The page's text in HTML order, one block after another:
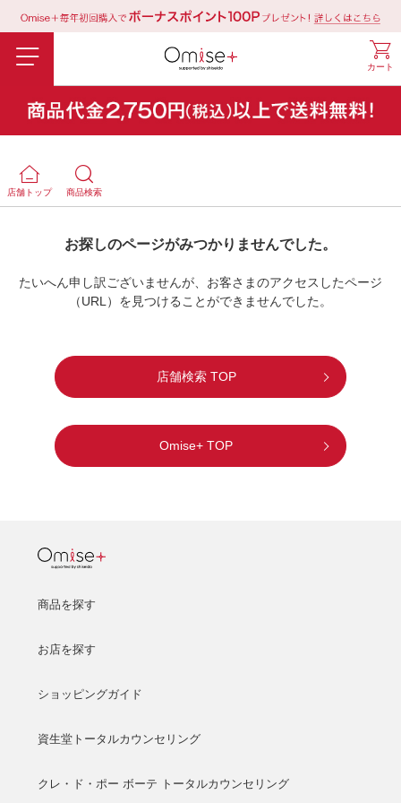
カート
店舗トップ 商品検索
お探しのページがみつかりませんでした。
たいへん申し訳ございませんが、お客さまのアクセスしたページ
（URL）を見つけることができませんでした。
店舗検索 TOP
Omise+ TOP
商品を探す
お店を探す
ショッピングガイド
資生堂トータルカウンセリング
クレ・ド・ポー ボーテ トータルカウンセリング